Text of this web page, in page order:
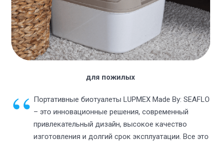
для пожилых
Портативные биотуалеты LUPMEX Made By: SEAFLO
– это инновационные решения, современный
привлекательный дизайн, высокое качество
изготовления и долгий срок эксплуатации. Все это